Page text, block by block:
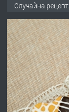
ПРЕДЛАГА
Случайна